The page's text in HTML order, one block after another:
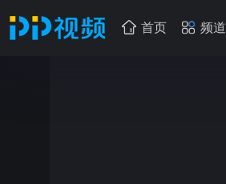
首页 频道